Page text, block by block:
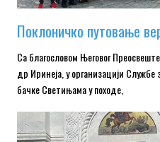
Поклоничко путовање
Са благословом Његовог
др Иринеја, у организацији Службе
бачке Светињама у походе,